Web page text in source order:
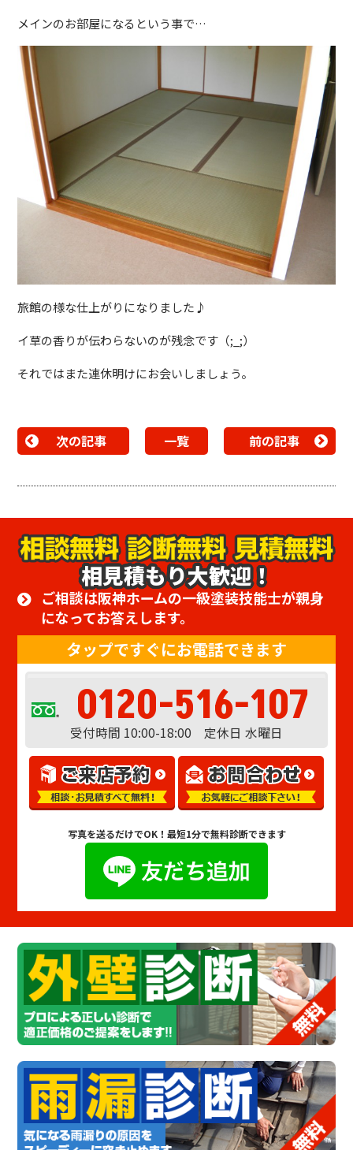
メインのお部屋になるという事で…
旅館の様な仕上がりになりました♪
イ草の香りが伝わらないのが残念です（;_;）
それではまた連休明けにお会いしましょう。
次の記事 一覧 前の記事
相見積もり大歓迎！
ご相談は阪神ホームの一級塗装技能士が親身
になってお答えします。
タップですぐにお電話できます
0120-516-107
受付時間 10:00-18:00 定休日 水曜日
写真を送るだけでOK！ 最短1分で無料診断できます